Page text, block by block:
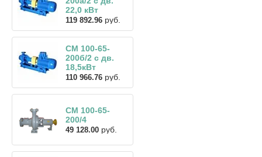
22,0 кВт
119 892.96 руб.
СМ 100-65-
200б/2 с дв.
18,5кВт
110 966.76 руб.
СМ 100-65-
200/4
49 128.00 руб.